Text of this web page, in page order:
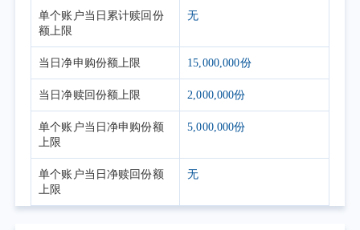
单个账户当日累计赎回份
额上限
无
当日净申购份额上限 15,000,000份
当日净赎回份额上限 2,000,000份
单个账户当日净申购份额
上限
5,000,000份
单个账户当日净赎回份额
上限
无